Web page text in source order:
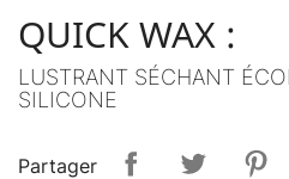
QUICK WAX :
LUSTRANT SÉCHANT
SILICONE
Partager